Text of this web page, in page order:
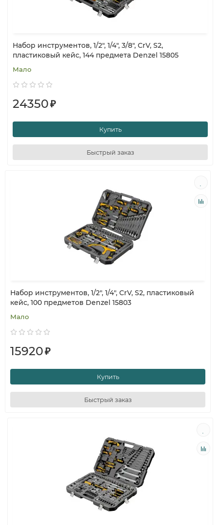
Набор инструментов, 1/2", 1/4", 3/8", CrV, S2,
пластиковый кейс, 144 предмета Denzel 15805
Мало
24350₽
Купить
Быстрый заказ
Набор инструментов, 1/2", 1/4", CrV, S2, пластиковый
кейс, 100 предметов Denzel 15803
Мало
15920₽
Купить
Быстрый заказ